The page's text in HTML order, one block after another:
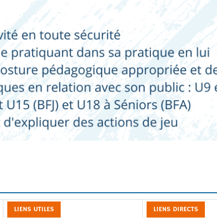
LIENS UTILES LIENS DIRECTS